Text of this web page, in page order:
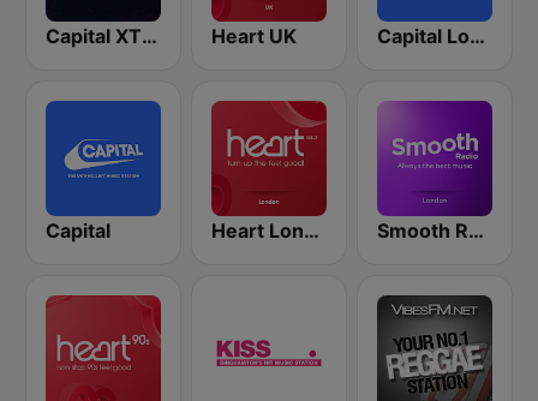
Capital XTRA London Heart UK Capital London
Capital Heart London Smooth Radio London